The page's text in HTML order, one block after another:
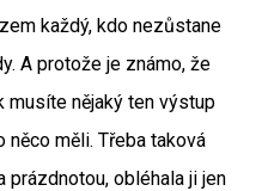
každý, kdo nezůstane
A protože je známo, že
musíte nějaký ten výstup
měli. Třeba taková
prázdnotou, obléhala ji jen